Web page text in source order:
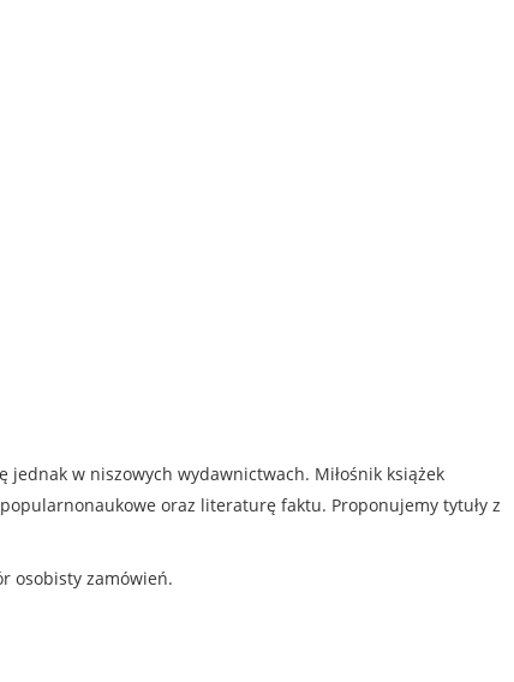
w niszowych wydawnictwach. Miłośnik książek
oraz literaturę faktu. Proponujemy tytuły z
osobisty zamówień.